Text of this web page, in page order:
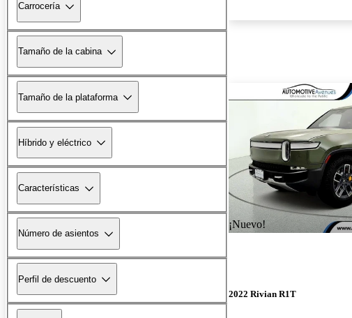
Carrocería
Tamaño de la cabina
Tamaño de la plataforma
Híbrido y eléctrico
Características
Número de asientos
Perfil de descuento
¡Nuevo!
2022 Rivian R1T